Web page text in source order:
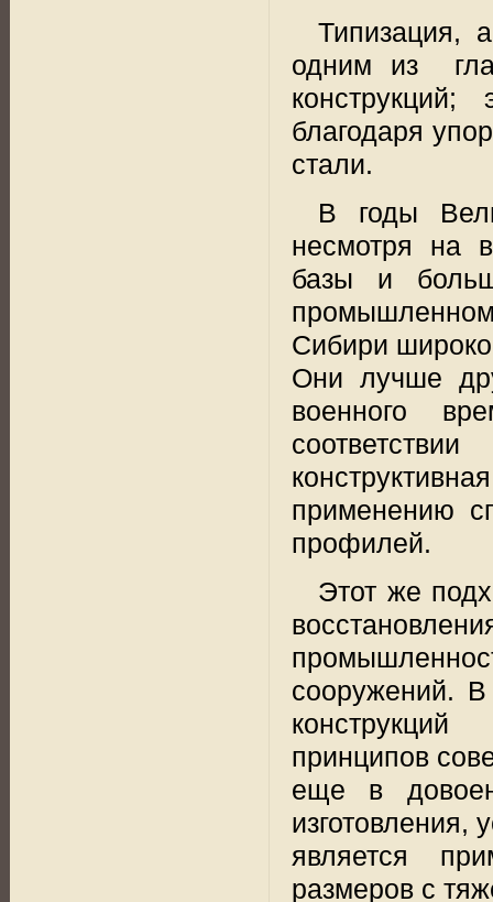
Типизация,
одним из
благодаря
стали.
В годы
несмотря на
базы и
промышленном
Сибири
Они лучше
военного
применению
профилей.
Этот же
сооружений. В
конструкций
принципов
еще в
изготовления,
является
размеров с